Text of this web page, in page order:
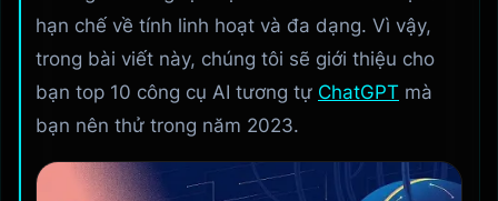
hạn chế về tính linh hoạt và đa dạng. Vì vậy,
trong bài viết này, chúng tôi sẽ giới thiệu cho
bạn top 10 công cụ AI tương tự ChatGPT mà
bạn nên thử trong năm 2023.